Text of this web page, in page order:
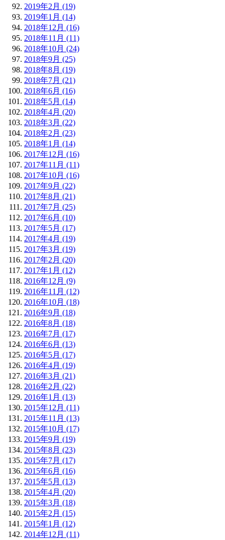
2019年2月 (19)
2019年1月 (14)
2018年12月 (16)
2018年11月 (11)
2018年10月 (24)
2018年9月 (25)
2018年8月 (19)
2018年7月 (21)
2018年6月 (16)
2018年5月 (14)
2018年4月 (20)
2018年3月 (22)
2018年2月 (23)
2018年1月 (14)
2017年12月 (16)
2017年11月 (11)
2017年10月 (16)
2017年9月 (22)
2017年8月 (21)
2017年7月 (25)
2017年6月 (10)
2017年5月 (17)
2017年4月 (19)
2017年3月 (19)
2017年2月 (20)
2017年1月 (12)
2016年12月 (9)
2016年11月 (12)
2016年10月 (18)
2016年9月 (18)
2016年8月 (18)
2016年7月 (17)
2016年6月 (13)
2016年5月 (17)
2016年4月 (19)
2016年3月 (21)
2016年2月 (22)
2016年1月 (13)
2015年12月 (11)
2015年11月 (13)
2015年10月 (17)
2015年9月 (19)
2015年8月 (23)
2015年7月 (17)
2015年6月 (16)
2015年5月 (13)
2015年4月 (20)
2015年3月 (18)
2015年2月 (15)
2015年1月 (12)
2014年12月 (11)